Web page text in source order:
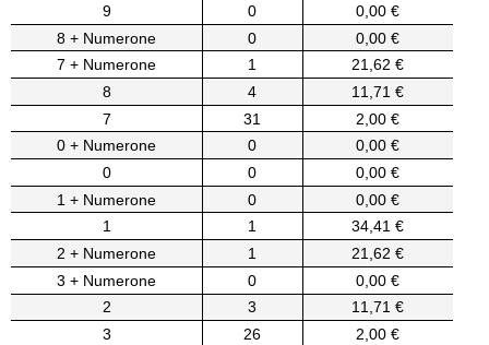
9
0
0,00 €
8 + Numerone
0
0,00 €
7 + Numerone
1
21,62 €
8
4
11,71 €
7
31
2,00 €
0 + Numerone
0
0,00 €
0
0
0,00 €
1 + Numerone
0
0,00 €
1
1
34,41 €
2 + Numerone
1
21,62 €
3 + Numerone
0
0,00 €
2
3
11,71 €
3
26 2,00 €